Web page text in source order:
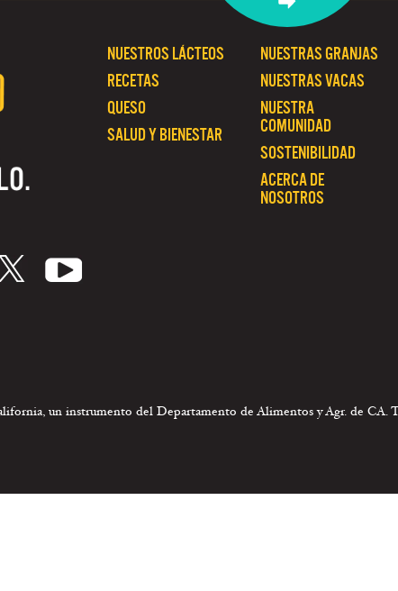
NUESTRAS GRANJAS
NUESTRAS VACAS
NUESTRA
COMUNIDAD
SOSTENIBILIDAD
ACERCA DE
NOSOTROS
NUESTROS LÁCTEOS
RECETAS
QUESO
SALUD Y BIENESTAR
un instrumento del Departamento de Alimentos y Agr. de CA.